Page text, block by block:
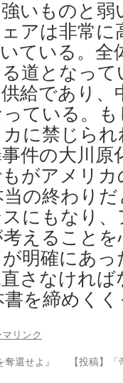
いものと
アは非常に
ている。全
道となっ
給であり、
ている。
に禁じら
件の大川原
がアメリ
の終わり
にもなり
えること
が明確にあ
さなけれ
を締めく
リンク
還せよ』
【投稿】